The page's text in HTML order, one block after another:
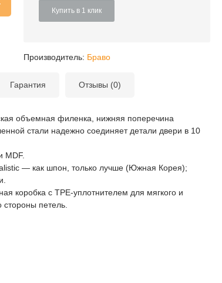
Купить в 1 клик
Производитель: Браво
Гарантия Отзывы (0)
объемная филенка, нижняя поперечина
стали надежно соединяет детали двери в 10
MDF.
— как шпон, только лучше (Южная Корея);
коробка с TPE-уплотнителем для мягкого и
петель.